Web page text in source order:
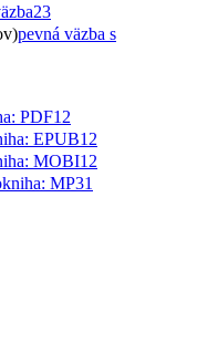
23
pevná väzba s
PDF12
EPUB12
MOBI12
MP31